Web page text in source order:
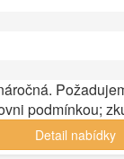
podmínkou;
Detail nabídky